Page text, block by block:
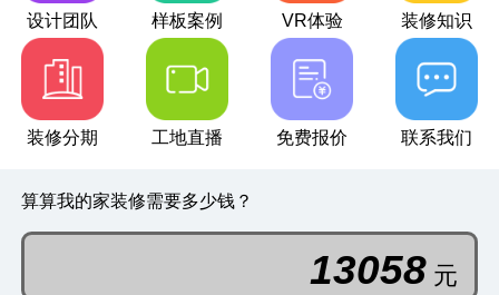
设计团队 样板案例 VR体验 装修知识
装修分期 工地直播 免费报价 联系我们
算算我的家装修需要多少钱？
85774 元